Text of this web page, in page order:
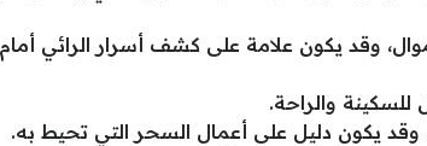
وقد يكون علامة على كشف أسرار الرائي أمام
والراحة.
وقد يكون دليل على أعمال السحر التي تحيط به.